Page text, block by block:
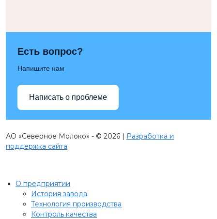
Есть вопрос?
Напишите нам
Написать о проблеме
АО «Северное Молоко» - © 2026 | Разработка и
поддержка сайта
О предприятии
История завода
Технология производства
Контроль качества